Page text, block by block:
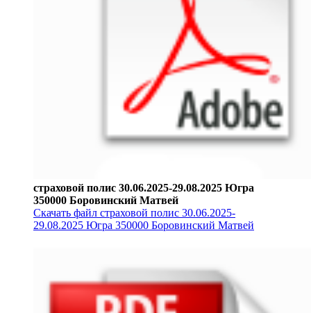
страховой полис 30.06.2025-29.08.2025 Югра
350000 Боровинский Матвей
Скачать файл страховой полис 30.06.2025-
29.08.2025 Югра 350000 Боровинский Матвей